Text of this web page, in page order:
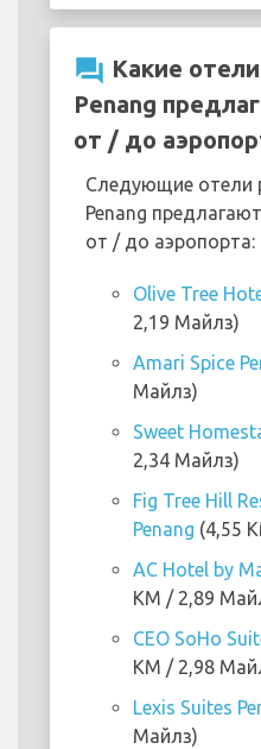
question_answer Какие
Penang
от / до
Следующие отели
Penang
от / до аэропорта:
Olive Tree
2,19 Майлз)
Amari Spice
Майлз)
Sweet
2,34 Майлз)
Fig Tree Hill
Penang (4,55
AC Hotel by
KM / 2,89
CEO SoHo
KM / 2,98
Lexis Suites
Майлз)